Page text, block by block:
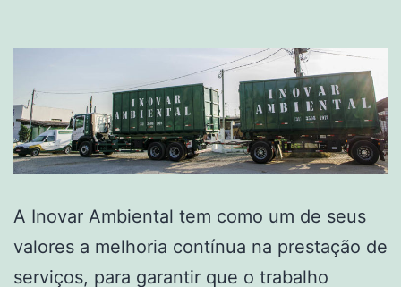
A Inovar Ambiental tem como um de seus
valores a melhoria contínua na prestação de
serviços, para garantir que o trabalho